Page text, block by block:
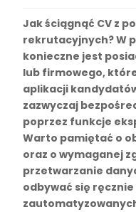
Jak ściągnąć CV z
rekrutacyjnych? W
konieczne jest
lub firmowego,
aplikacji
zazwyczaj
poprzez funkcje
Warto pamiętać o
oraz o wymaganej
przetwarzanie
odbywać się